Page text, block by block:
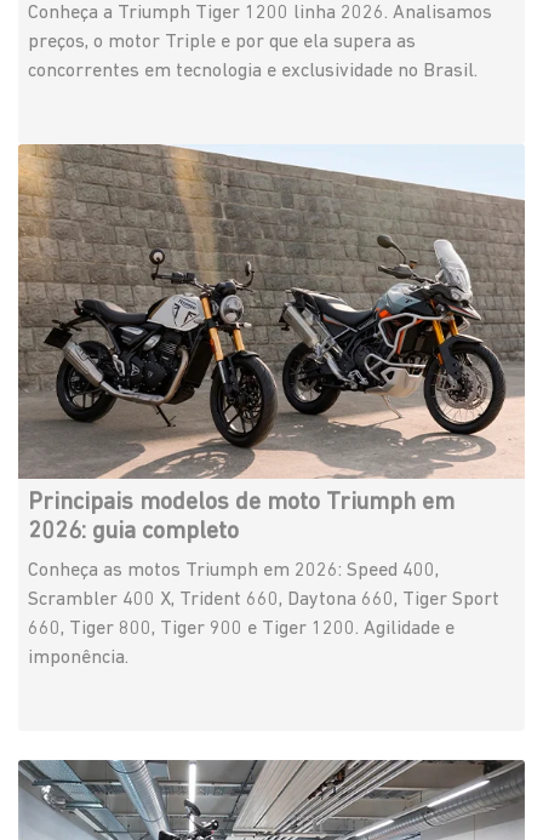
Conheça a Triumph Tiger 1200 linha 2026. Analisamos
preços, o motor Triple e por que ela supera as
concorrentes em tecnologia e exclusividade no Brasil.
Principais modelos de moto Triumph em
2026: guia completo
Conheça as motos Triumph em 2026: Speed 400,
Scrambler 400 X, Trident 660, Daytona 660, Tiger Sport
660, Tiger 800, Tiger 900 e Tiger 1200. Agilidade e
imponência.